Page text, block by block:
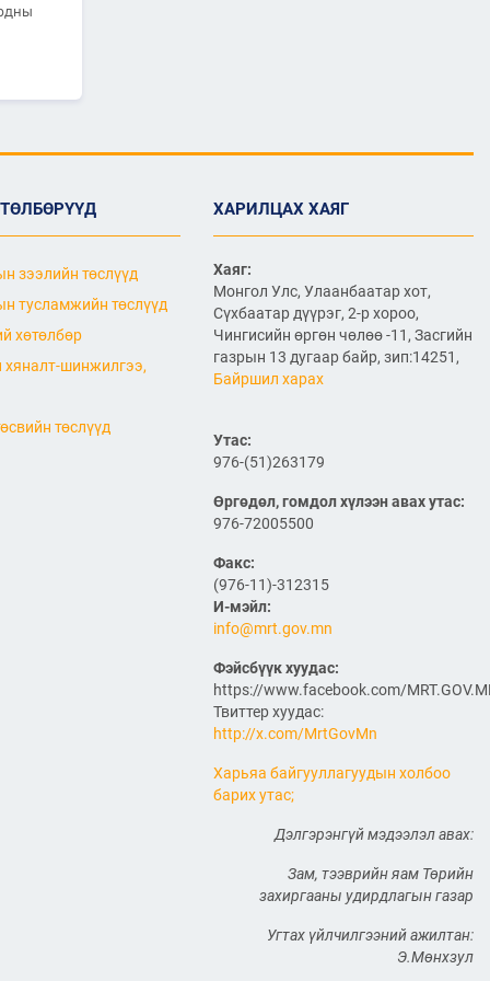
хөгжлийн ирээдүйн чиг
хандлагыг хамтдаа
тодорхойлж байна
Нефть импортлогч
компаниудын төлөөллийг
хүлээн авч уулзлаа
2026/06/29 1
Б.ДЭЛГЭРСАЙХАН ЯПОН
УЛСЫН ЭЛЧИН САЙДТАЙ
НИСЭХ БУУДЛЫН
ТАЛААР САНАЛ СОЛИЛЦЛОО
2026/06/29
Канад Улстай Агаарын
харилцааны хэлэлцээрийг
байгуулна
ТӨРИЙН ЖИНХЭНЭ АЛБАН
ХААГЧИЙГ ШИЛЖҮҮЛЭН
БОЛОН СЭЛГЭН
АЖИЛЛУУЛАХ ТУХАЙ ЗАР
2026/06/29
АВТОЗАМЫН АЮУЛГҮЙ
БҮРДҮҮЛЭЛТ, БҮТЭЭН
БАЙГУУЛАЛТЫН АЖЛЫГ
ТАСАЛДУУЛАХГҮЙ БАЙХ ҮҮРЭГ ӨГӨВ
зээлийн төслүүд
тусламжийн төслүүд
хөтөлбөр
хяналт-шинжилгээ,
төслүүд
ХАРИЛЦАХ ХАЯГ
Хаяг:
Монгол Улс, Улаанбаатар хот,
Сүхбаатар дүүрэг, 2-р хороо,
Чингисийн өргөн чөлөө -11, Засгийн
газрын 13 дугаар байр, зип:14251,
Байршил харах
Утас:
976-(51)263179
Өргөдөл, гомдол хүлээн авах утас:
976-72005500
Факс:
(976-11)-312315
И-мэйл:
info@mrt.gov.mn
Фэйсбүүк хуудас:
https://www.facebook.com/
Твиттер хуудас:
http://x.com/MrtGovMn
Харьяа байгууллагуудын холбоо
барих утас;
Дэлгэрэнгүй мэдээлэл авах:
Зам, тээврийн яам Төрийн
захиргааны удирдлагын газар
Угтах үйлчилгээний ажилтан:
Э.Мөнхзул